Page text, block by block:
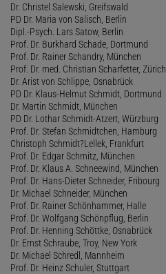
Dr. Christel Salewski, Greifswald
PD Dr. Maria von Salisch, Berlin
Dipl.-Psych. Lars Satow, Berlin
Prof. Dr. Burkhard Schade, Dortmund
Prof. Dr. Rainer Schandry, München
Prof. Dr. med. Christian Scharfetter, Zürich
Dr. Arist von Schlippe, Osnabrück
PD Dr. Klaus-Helmut Schmidt, Dortmund
Dr. Martin Schmidt, München
PD Dr. Lothar Schmidt-Atzert, Würzburg
Prof. Dr. Stefan Schmidtchen, Hamburg
Christoph Schmidt?Lellek, Frankfurt
Prof. Dr. Edgar Schmitz, München
Prof. Dr. Klaus A. Schneewind, München
Prof. Dr. Hans-Dieter Schneider, Fribourg
Dr. Michael Schneider, München
Prof. Dr. Rainer Schönhammer, Halle
Prof. Dr. Wolfgang Schönpflug, Berlin
Prof. Dr. Henning Schöttke, Osnabrück
Dr. Ernst Schraube, Troy, New York
Dr. Michael Schredl, Mannheim
Prof. Dr. Heinz Schuler, Stuttgart